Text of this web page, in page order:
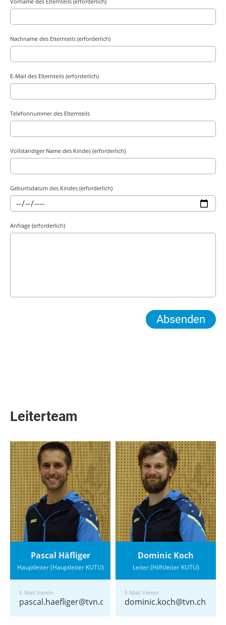
Nachname des Elternteils (erforderlich)
E-Mail des Elternteils (erforderlich)
Telefonnummer des Elternteils
Vollständiger Name des Kindes (erforderlich)
Geburtsdatum des Kindes (erforderlich)
Anfrage (erforderlich)
Leiterteam
Pascal Häfliger
Hauptleiter (Hauptleiter KUTU)
E-Mail Verein
pascal.haefliger@tvn.ch
Dominic Koch
Leiter (Hilfsleiter KUTU)
E-Mail Verein
dominic.koch@tvn.ch